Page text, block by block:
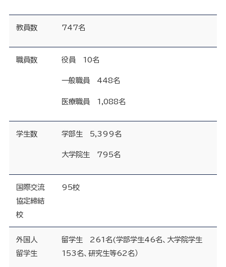
教員数 747名
職員数 役員 10名
一般職員 448名
医療職員 1,088名
学生数 学部生 5,399名
大学院生 795名
国際交流
協定締結
校
95校
外国人
留学生
留学生 261名(学部学生46名、大学院学生
153名、研究生等62名）